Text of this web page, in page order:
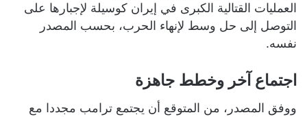
العمليات القتالية الكبرى في إيران كوسيلة لإجبارها على
التوصل إلى حل وسط لإنهاء الحرب، بحسب المصدر
نفسه.
اجتماع آخر وخطط جاهزة
ووفق المصدر، من المتوقع أن يجتمع ترامب مجددا مع